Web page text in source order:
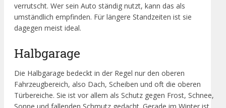
verrutscht. Wer sein Auto ständig nutzt, kann das als
umständlich empfinden. Für längere Standzeiten ist sie
dagegen meist ideal.
Halbgarage
Die Halbgarage bedeckt in der Regel nur den oberen
Fahrzeugbereich, also Dach, Scheiben und oft die oberen
Türbereiche. Sie ist vor allem als Schutz gegen Frost, Schnee,